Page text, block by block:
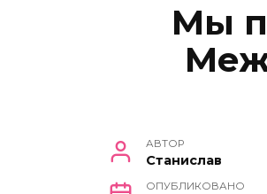
Мы
АВТОР
Станислав
ОПУБЛИКОВАНО